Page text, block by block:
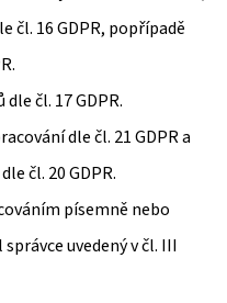
čl. 16 GDPR, popřípadě
čl. 17 GDPR.
dle čl. 21 GDPR a
čl. 20 GDPR.
písemně nebo
uvedený v čl. III